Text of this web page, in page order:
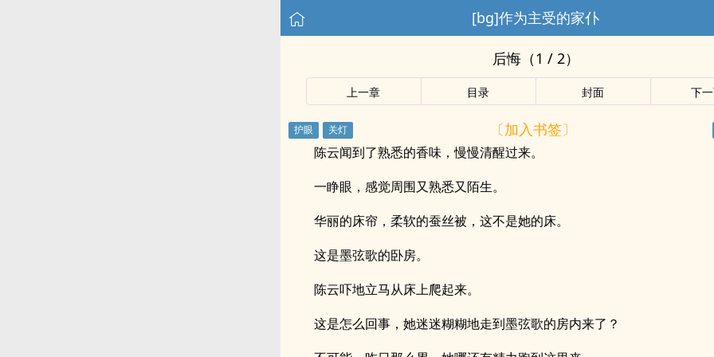
[bg]作为主受的家仆
后悔（1 / 2）
上一章 目录 封面 下
〔加入书签〕
陈云闻到了熟悉的香味，慢慢清醒过来。
一睁眼，感觉周围又熟悉又陌生。
华丽的床帘，柔软的蚕丝被，这不是她的床。
这是墨弦歌的卧房。
陈云吓地立马从床上爬起来。
这是怎么回事，她迷迷糊糊地走到墨弦歌的房内来了？